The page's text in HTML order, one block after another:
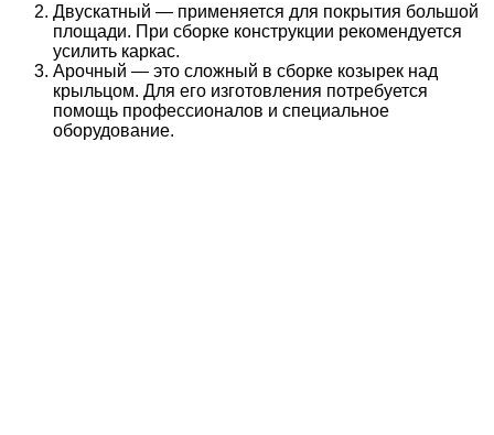
Двускатный — применяется для покрытия большой
площади. При сборке конструкции рекомендуется
усилить каркас.
Арочный — это сложный в сборке козырек над
крыльцом. Для его изготовления потребуется
помощь профессионалов и специальное
оборудование.